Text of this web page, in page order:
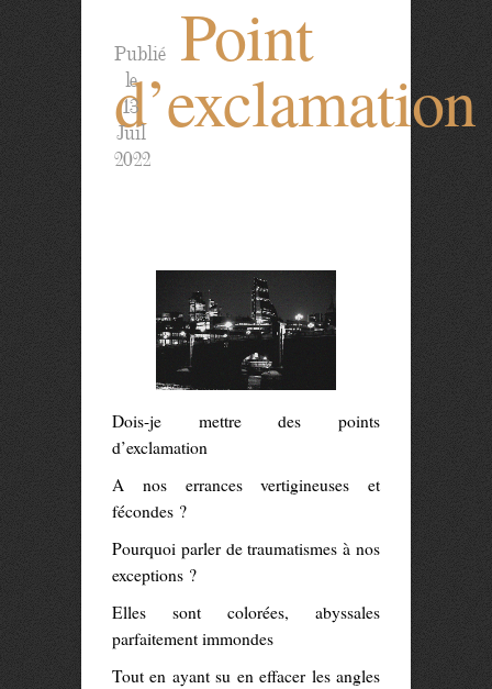
Point
d’exclamation
Publié
le
13
Juil
2022
Dois-je mettre des points
d’exclamation
A nos errances vertigineuses et
fécondes ?
Pourquoi parler de traumatismes à nos
exceptions ?
Elles sont colorées, abyssales
parfaitement immondes
Tout en ayant su en effacer les angles